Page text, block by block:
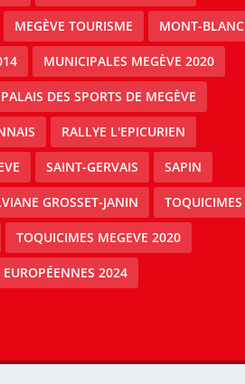
MEGÈVE TOURISME MONT-BLANC
MUNICIPALES MEGÈVE 2020
PALAIS DES SPORTS DE MEGÈVE
RALLYE L'EPICURIEN
SAINT-GERVAIS SAPIN
GROSSET-JANIN TOQUICIMES
TOQUICIMES MEGEVE 2020
EUROPÉENNES 2024